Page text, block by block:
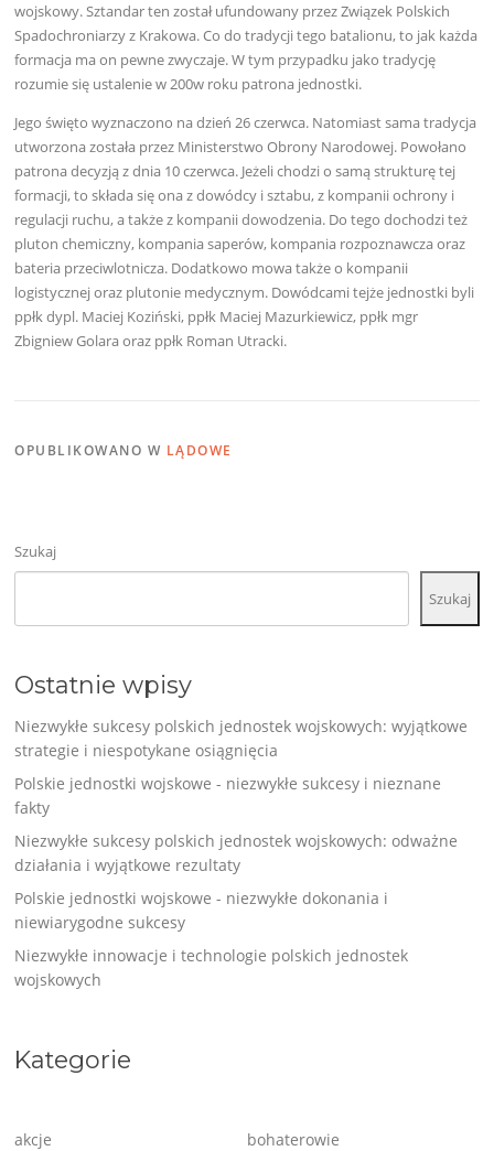
wojskowy. Sztandar ten został ufundowany przez Związek Polskich
Spadochroniarzy z Krakowa. Co do tradycji tego batalionu, to jak każda
formacja ma on pewne zwyczaje. W tym przypadku jako tradycję
rozumie się ustalenie w 200w roku patrona jednostki.
Jego święto wyznaczono na dzień 26 czerwca. Natomiast sama tradycja
utworzona została przez Ministerstwo Obrony Narodowej. Powołano
patrona decyzją z dnia 10 czerwca. Jeżeli chodzi o samą strukturę tej
formacji, to składa się ona z dowódcy i sztabu, z kompanii ochrony i
regulacji ruchu, a także z kompanii dowodzenia. Do tego dochodzi też
pluton chemiczny, kompania saperów, kompania rozpoznawcza oraz
bateria przeciwlotnicza. Dodatkowo mowa także o kompanii
logistycznej oraz plutonie medycznym. Dowódcami tejże jednostki byli
ppłk dypl. Maciej Koziński, ppłk Maciej Mazurkiewicz, ppłk mgr
Zbigniew Golara oraz ppłk Roman Utracki.
OPUBLIKOWANO W LĄDOWE
Szukaj
Szukaj
Ostatnie wpisy
Niezwykłe sukcesy polskich jednostek wojskowych: wyjątkowe
strategie i niespotykane osiągnięcia
Polskie jednostki wojskowe - niezwykłe sukcesy i nieznane
fakty
Niezwykłe sukcesy polskich jednostek wojskowych: odważne
działania i wyjątkowe rezultaty
Polskie jednostki wojskowe - niezwykłe dokonania i
niewiarygodne sukcesy
Niezwykłe innowacje i technologie polskich jednostek
wojskowych
Kategorie
akcje
bohaterowie